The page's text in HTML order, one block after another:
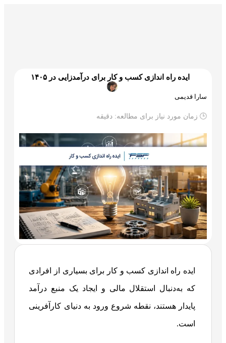
ایده راه اندازی کسب و کار برای درآمدزایی در ۱۴۰۵
سارا قدیمی
🕒 زمان مورد نیاز برای مطالعه: دقیقه
ایده راه اندازی کسب و کار برای بسیاری از افرادی
که به‌دنبال استقلال مالی و ایجاد یک منبع درآمد
پایدار هستند، نقطه شروع ورود به دنیای کارآفرینی
است.